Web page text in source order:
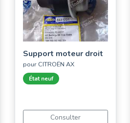
Support moteur droit
pour CITROËN AX
État neuf
Consulter